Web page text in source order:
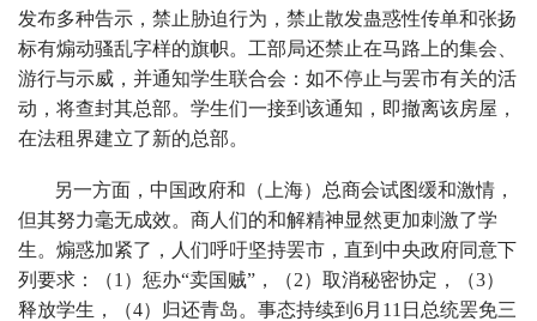
发布多种告示，禁止胁迫行为，禁止散发蛊惑性传单和张扬
标有煽动骚乱字样的旗帜。工部局还禁止在马路上的集会、
游行与示威，并通知学生联合会：如不停止与罢市有关的活
动，将查封其总部。学生们一接到该通知，即撤离该房屋，
在法租界建立了新的总部。
另一方面，中国政府和（上海）总商会试图缓和激情，
但其努力毫无成效。商人们的和解精神显然更加刺激了学
生。煽惑加紧了，人们呼吁坚持罢市，直到中央政府同意下
列要求：（1）惩办“卖国贼”，（2）取消秘密协定，（3）
释放学生，（4）归还青岛。事态持续到6月11日总统罢免三